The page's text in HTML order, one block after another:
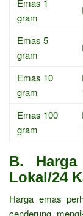
Emas 1
gram
Emas 5
gram
Emas 10
gram
Emas 100
gram
B. Harga
Lokal/24
Harga emas
cenderung